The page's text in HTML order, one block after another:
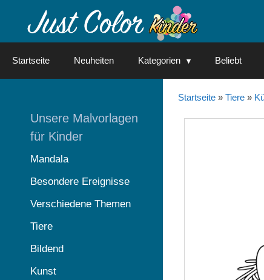
Startseite Neuheiten Kategorien Beliebt
Startseite» Tiere»
Unsere Malvorlagen
für Kinder
Mandala
Besondere Ereignisse
Verschiedene Themen
Tiere
Bildend
Kunst